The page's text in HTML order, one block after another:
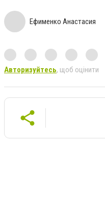
Ефименко Анастасия
Авторизуйтесь, щоб оцінити